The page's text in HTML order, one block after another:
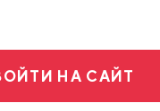
НА САЙТ